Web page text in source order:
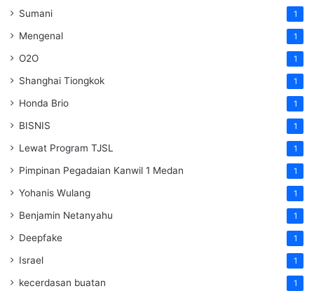
Sumani 1
Mengenal 1
O2O 1
Shanghai Tiongkok 1
Honda Brio 1
BISNIS 1
Lewat Program TJSL 1
Pimpinan Pegadaian Kanwil 1 Medan 1
Yohanis Wulang 1
Benjamin Netanyahu 1
Deepfake 1
Israel 1
kecerdasan buatan 1